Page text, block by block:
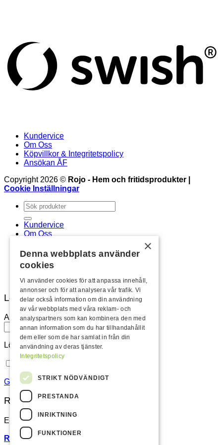
Kundervice
Om Oss
Köpvillkor & Integritetspolicy
Ansökan ÅF
Copyright 2026 © Rojo - Hem och fritidsprodukter |
Cookie Inställningar
Sök
efter:
Kundervice
Om Oss
Ansökan ÅF
Logga in / Registrera
Newsletter
Logga in
Användarnamn eller e-postadress*
Lösenord*
Glömt ditt lösenord?
Registrera
E-postadress
Registrera som återförsäljare istället.
×
Denna webbplats använder
cookies
Vi använder cookies för att anpassa innehåll,
annonser och för att analysera vår trafik. Vi
delar också information om din användning
av vår webbplats med våra reklam- och
analyspartners som kan kombinera den med
annan information som du har tillhandahållit
dem eller som de har samlat in från din
användning av deras tjänster.
Integritetspolicy
STRIKT NÖDVÄNDIGT
PRESTANDA
INRIKTNING
FUNKTIONER